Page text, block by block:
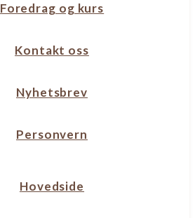
Foredrag og kurs
Kontakt oss
Nyhetsbrev
Personvern
Hovedside